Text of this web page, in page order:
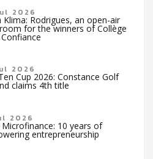
2026
Klima: Rodrigues, an open-air
for the winners of Collège
2026
Cup 2026: Constance Golf
claims 4th title
2026
Microfinance: 10 years of
entrepreneurship